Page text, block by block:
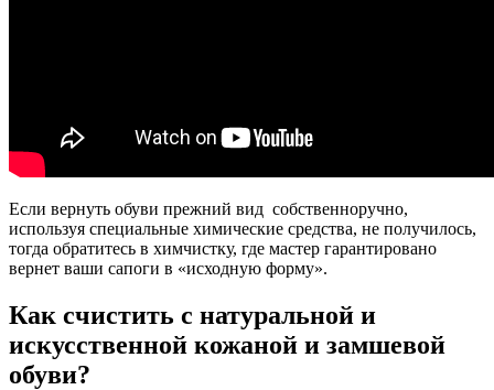
Если вернуть обуви прежний вид собственноручно,
используя специальные химические средства, не получилось,
тогда обратитесь в химчистку, где мастер гарантировано
вернет ваши сапоги в «исходную форму».
Как счистить с натуральной и
искусственной кожаной и замшевой
обуви?